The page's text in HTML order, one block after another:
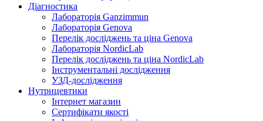
Діагностика
Лабораторія Ganzimmun
Лабораторія Genova
Перелік досліджень та ціна Genova
Лабораторія NordicLab
Перелік досліджень та ціна NordicLab
Інструментальні дослідження
УЗД-дослідження
Нутрицевт​ики
Інтернет магазин
Сертифікати якості